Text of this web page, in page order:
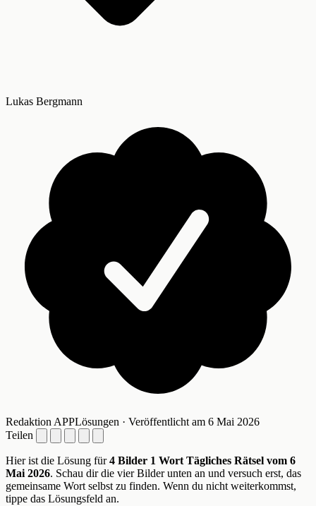
Lukas Bergmann
Redaktion APPLösungen · Veröffentlicht am 6 Mai 2026
Teilen
Hier ist die Lösung für4 Bilder 1 Wort Tägliches Rätsel vom 6
Mai 2026. Schau dir die vier Bilder unten an und versuch erst, das
gemeinsame Wort selbst zu finden. Wenn du nicht weiterkommst,
tippe das Lösungsfeld an.